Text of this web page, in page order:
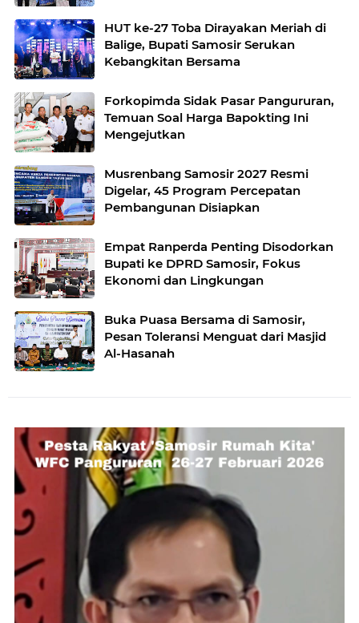
HUT ke-27 Toba Dirayakan Meriah di
Balige, Bupati Samosir Serukan
Kebangkitan Bersama
Forkopimda Sidak Pasar Pangururan,
Temuan Soal Harga Bapokting Ini
Mengejutkan
Musrenbang Samosir 2027 Resmi
Digelar, 45 Program Percepatan
Pembangunan Disiapkan
Empat Ranperda Penting Disodorkan
Bupati ke DPRD Samosir, Fokus
Ekonomi dan Lingkungan
Buka Puasa Bersama di Samosir,
Pesan Toleransi Menguat dari Masjid
Al-Hasanah